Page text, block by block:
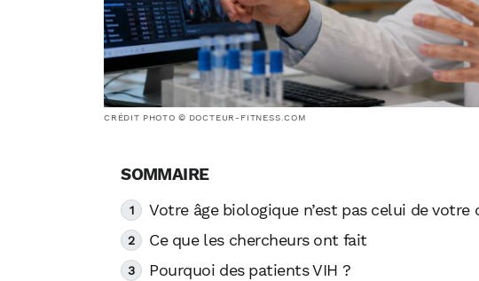
CRÉDIT PHOTO © DOCTEUR-FITNESS.COM
Votre âge biologique n’est pas celui de votre
Ce que les chercheurs ont fait
Pourquoi des patients VIH ?